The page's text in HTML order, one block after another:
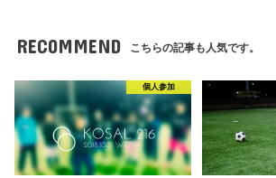
RECOMMEND こちらの記事も人気です。
個人参加